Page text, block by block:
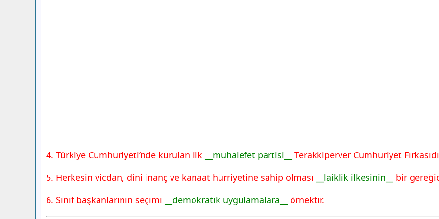
4. Türkiye Cumhuriyeti’nde kurulan ilk __muhalefet partisi__
Terakkiperver Cumhuriyet
5. Herkesin vicdan, dinî inanç ve kanaat hürriyetine sahip olması
__laiklik ilkesinin__
bir
6. Sınıf başkanlarının seçimi
__demokratik uygulamalara__ örnektir.